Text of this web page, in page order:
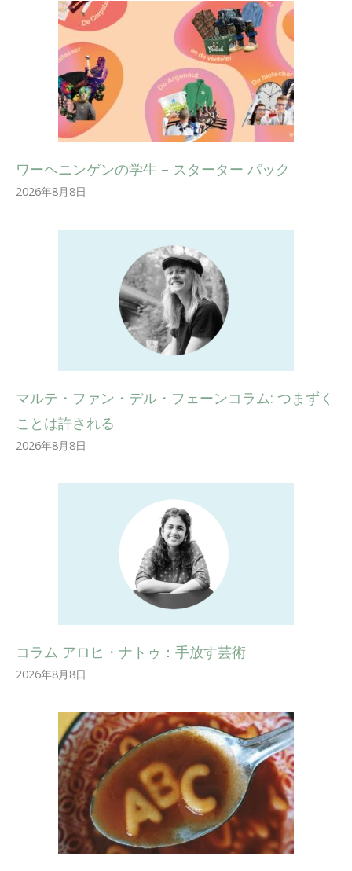
ワーヘニンゲンの学生 – スターター パック
2026年8月8日
マルテ・ファン・デル・フェーンコラム: つまずく
ことは許される
2026年8月8日
コラム アロヒ・ナトゥ：手放す芸術
2026年8月8日